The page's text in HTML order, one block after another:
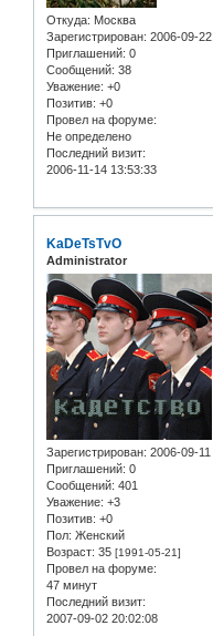
Откуда: Москва
Зарегистрирован: 2006-09-22
Приглашений: 0
Сообщений: 38
Уважение: +0
Позитив: +0
Провел на форуме:
Не определено
Последний визит:
2006-11-14 13:53:33
KaDeTsTvO
Administrator
Зарегистрирован: 2006-09-11
Приглашений: 0
Сообщений: 401
Уважение: +3
Позитив: +0
Пол: Женский
Возраст: 35 [1991-05-21]
Провел на форуме:
47 минут
Последний визит:
2007-09-02 20:02:08